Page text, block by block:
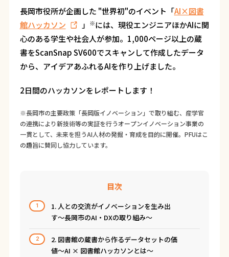
長岡市役所が企画した "世界初"のイベント「AI×図書
館ハッカソン
」 ※には、現役エンジニアほかAIに関
心のある学生や社会人が参加。1,000ページ以上の蔵
書をScanSnap SV600でスキャンして作成したデータ
から、アイデアあふれるAIを作り上げました。
2日間のハッカソンをレポートします！
※長岡市の主要政策「長岡版イノベーション」で取り組む、産学官
の連携により新技術等の実証を行うオープンイノベーション事業の
一貫として、未来を担うAI人材の発掘・育成を目的に開催。PFUはこ
の趣旨に賛同し協力しています。
目次
1
1. 人との交流がイノベーションを生み出
す〜長岡市のAI・DXの取り組み〜
2
2. 図書館の蔵書から作るデータセットの価
値〜AI × 図書館ハッカソンとは〜